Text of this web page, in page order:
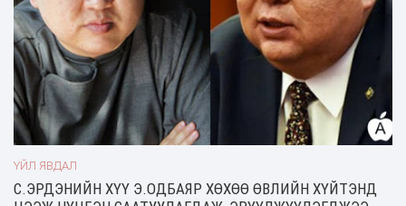
ҮЙЛ ЯВДАЛ
С.ЭРДЭНИЙН ХҮҮ Э.ОДБАЯР XӨХӨӨ ӨВЛИЙН ХҮЙТЭНД